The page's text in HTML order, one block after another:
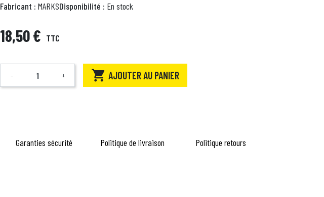
Fabricant : MARKSDisponibilité : En stock
18,50 € TTC
Quantité
- +  AJOUTER AU PANIER
Garanties sécurité Politique de livraison Politique retours